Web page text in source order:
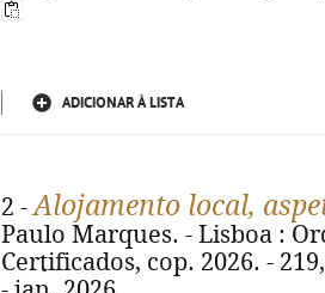
ADICIONAR À LISTA
2 -Alojamento local,
Paulo Marques. - Lisboa :
Certificados, cop. 2026. -